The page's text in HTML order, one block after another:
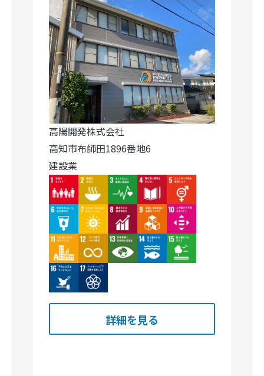
高陽開発株式会社
高知市布師田1896番地6
建設業
Image
Image Image Image Image
Image Image Image Image Image
Image Image Image Image Image
Image Image
詳細を見る